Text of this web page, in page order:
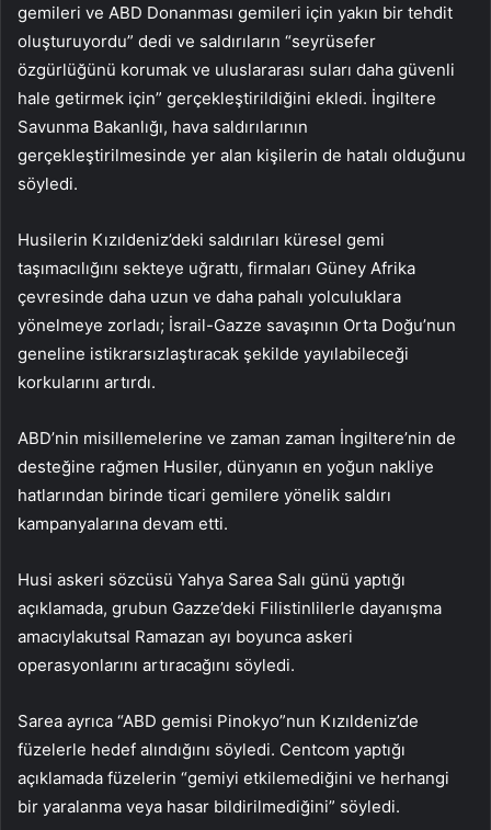
gemileri ve ABD Donanması gemileri için yakın bir tehdit
oluşturuyordu” dedi ve saldırıların “seyrüsefer
özgürlüğünü korumak ve uluslararası suları daha güvenli
hale getirmek için” gerçekleştirildiğini ekledi. İngiltere
Savunma Bakanlığı, hava saldırılarının
gerçekleştirilmesinde yer alan kişilerin de hatalı olduğunu
söyledi.
Husilerin Kızıldeniz’deki saldırıları küresel gemi
taşımacılığını sekteye uğrattı, firmaları Güney Afrika
çevresinde daha uzun ve daha pahalı yolculuklara
yönelmeye zorladı; İsrail-Gazze savaşının Orta Doğu’nun
geneline istikrarsızlaştıracak şekilde yayılabileceği
korkularını artırdı.
ABD’nin misillemelerine ve zaman zaman İngiltere’nin de
desteğine rağmen Husiler, dünyanın en yoğun nakliye
hatlarından birinde ticari gemilere yönelik saldırı
kampanyalarına devam etti.
Husi askeri sözcüsü Yahya Sarea Salı günü yaptığı
açıklamada, grubun Gazze’deki Filistinlilerle dayanışma
amacıylakutsal Ramazan ayı boyunca askeri
operasyonlarını artıracağını söyledi.
Sarea ayrıca “ABD gemisi Pinokyo”nun Kızıldeniz’de
füzelerle hedef alındığını söyledi. Centcom yaptığı
açıklamada füzelerin “gemiyi etkilemediğini ve herhangi
bir yaralanma veya hasar bildirilmediğini” söyledi.